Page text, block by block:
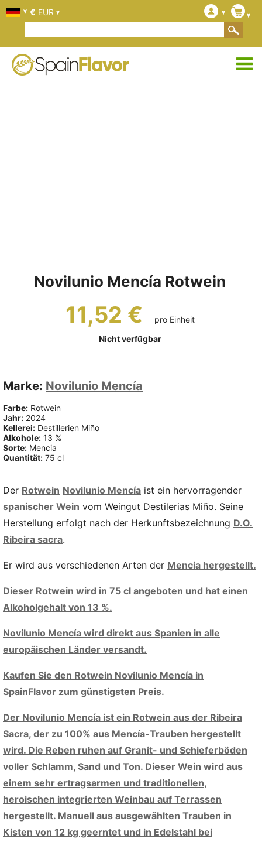
Novilunio Mencía Rotwein
11,52 €
pro Einheit
Nicht verfügbar
Marke: Novilunio Mencía
Farbe: Rotwein
Jahr: 2024
Kellerei: Destillerien Miño
Alkohole: 13 %
Sorte: Mencia
Quantität: 75 cl
Der Rotwein Novilunio Mencía ist ein hervorragender
spanischer Wein vom Weingut Destilerias Miño. Seine
Herstellung erfolgt nach der Herkunftsbezeichnung D.O.
Ribeira sacra.
Er wird aus verschiedenen Arten der Mencia hergestellt.
Dieser Rotwein wird in 75 cl angeboten und hat einen
Alkoholgehalt von 13 %.
Novilunio Mencía wird direkt aus Spanien in alle
europäischen Länder versandt.
Kaufen Sie den Rotwein Novilunio Mencía in
SpainFlavor zum günstigsten Preis.
Der Novilunio Mencía ist ein Rotwein aus der Ribeira
Sacra, der zu 100% aus Mencía-Trauben hergestellt
wird. Die Reben ruhen auf Granit- und Schieferböden
voller Schlamm, Sand und Ton. Dieser Wein wird aus
einem sehr ertragsarmen und traditionellen,
heroischen integrierten Weinbau auf Terrassen
hergestellt. Manuell aus ausgewählten Trauben in
Kisten von 12 kg geerntet und in Edelstahl bei
€ EUR